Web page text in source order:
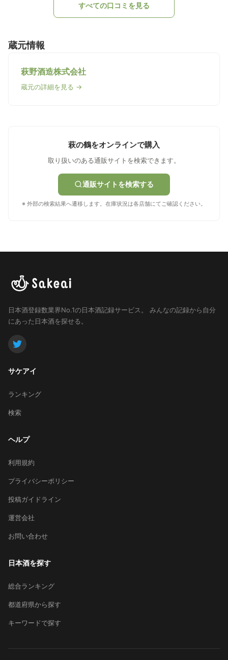
すべての口コミを見る
蔵元情報
萩野酒造株式会社
蔵元の詳細を見る →
萩の鶴をオンラインで購入
取り扱いのある通販サイトを検索できます。
通販サイトを検索する
※ 外部の検索結果へ遷移します。在庫状況は各店舗にてご確認ください。
日本酒登録数業界No.1の日本酒記録サービス。
みんなの記録から自分
にあった日本酒を探せる。
サケアイ
ランキング
検索
ヘルプ
利用規約
プライバシーポリシー
投稿ガイドライン
運営会社
お問い合わせ
日本酒を探す
総合ランキング
都道府県から探す
キーワードで探す